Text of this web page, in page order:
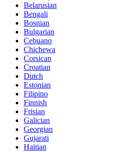
Belarusian
Bengali
Bosnian
Bulgarian
Cebuano
Chichewa
Corsican
Croatian
Dutch
Estonian
Filipino
Finnish
Frisian
Galician
Georgian
Gujarati
Haitian